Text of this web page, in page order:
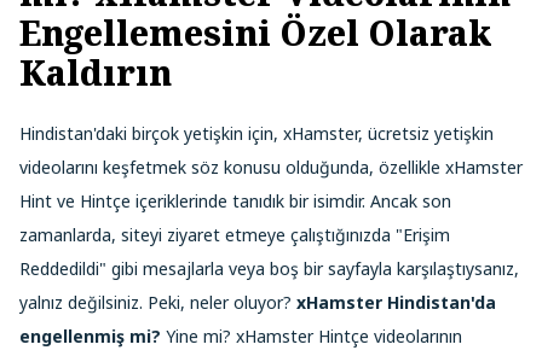
Engellemesini Özel Olarak
Kaldırın
Hindistan'daki birçok yetişkin için, xHamster, ücretsiz yetişkin
videolarını keşfetmek söz konusu olduğunda, özellikle xHamster
Hint ve Hintçe içeriklerinde tanıdık bir isimdir. Ancak son
zamanlarda, siteyi ziyaret etmeye çalıştığınızda "Erişim
Reddedildi" gibi mesajlarla veya boş bir sayfayla karşılaştıysanız,
yalnız değilsiniz. Peki, neler oluyor? xHamster Hindistan'da
engellenmiş mi? Yine mi? xHamster Hintçe videolarının